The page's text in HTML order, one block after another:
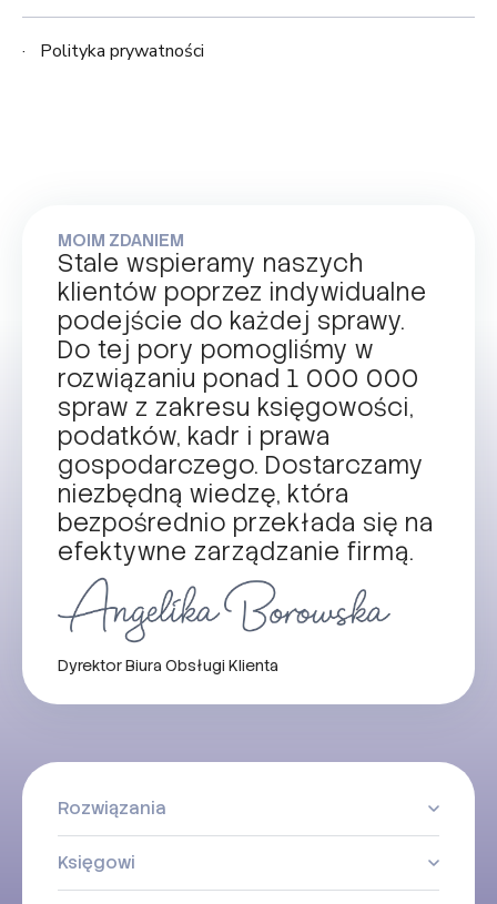
Polityka prywatności
MOIM ZDANIEM
Stale wspieramy naszych
klientów poprzez indywidualne
podejście do każdej sprawy.
Do tej pory pomogliśmy w
rozwiązaniu ponad 1 000 000
spraw z zakresu księgowości,
podatków, kadr i prawa
gospodarczego. Dostarczamy
niezbędną wiedzę, która
bezpośrednio przekłada się na
efektywne zarządzanie firmą.
Dyrektor Biura Obsługi Klienta
Rozwiązania
Księgowi